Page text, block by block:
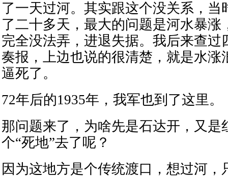
了一天过河。其实跟这个没关系，当
了二十多天，最大的问题是河水暴涨
完全没法弄，进退失据。我后来查过
奏报，上边也说的很清楚，就是水涨
逼死了。
72年后的1935年，我军也到了这里。
那问题来了，为啥先是石达开，又是
个“死地”去了呢？
因为这地方是个传统渡口，想过河，